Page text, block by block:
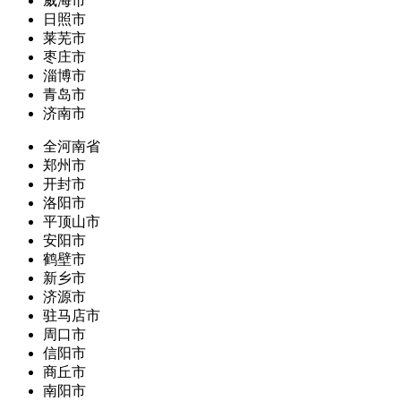
日照市
莱芜市
枣庄市
淄博市
青岛市
济南市
全河南省
郑州市
开封市
洛阳市
平顶山市
安阳市
鹤壁市
新乡市
济源市
驻马店市
周口市
信阳市
商丘市
南阳市